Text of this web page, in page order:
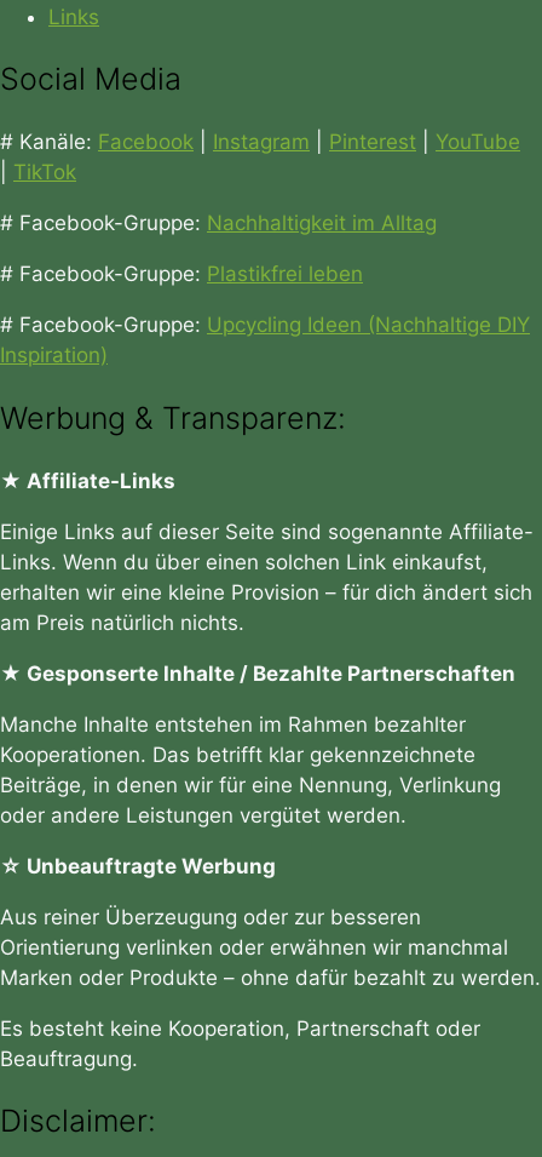
Links
Social Media
# Kanäle: Facebook Instagram Pinterest
YouTube
TikTok
# Facebook-Gruppe: Nachhaltigkeit im Alltag
# Facebook-Gruppe: Plastikfrei leben
# Facebook-Gruppe: Upcycling Ideen (Nachhaltige DIY
Inspiration)
Werbung & Transparenz:
★ Affiliate-Links
Einige Links auf dieser Seite sind sogenannte Affiliate-
Links. Wenn du über einen solchen Link einkaufst,
erhalten wir eine kleine Provision – für dich ändert sich
am Preis natürlich nichts.
★ Gesponserte Inhalte / Bezahlte Partnerschaften
Manche Inhalte entstehen im Rahmen bezahlter
Kooperationen. Das betrifft klar gekennzeichnete
Beiträge, in denen wir für eine Nennung, Verlinkung
oder andere Leistungen vergütet werden.
☆ Unbeauftragte Werbung
Aus reiner Überzeugung oder zur besseren
Orientierung verlinken oder erwähnen wir manchmal
Marken oder Produkte – ohne dafür bezahlt zu werden.
Es besteht keine Kooperation, Partnerschaft oder
Beauftragung.
Disclaimer: